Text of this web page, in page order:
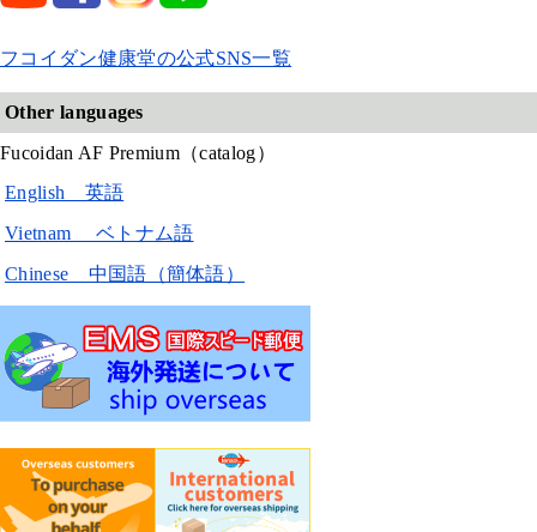
フコイダン健康堂の公式SNS一覧
Other languages
Fucoidan AF Premium（catalog）
English 英語
Vietnam ベトナム語
Chinese 中国語（簡体語）